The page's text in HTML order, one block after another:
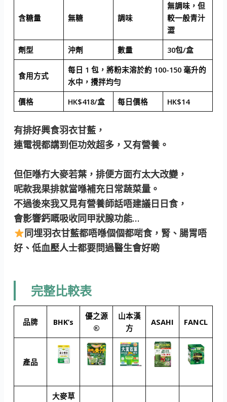
含糖量 無糖 調味
無調味，但
較一般青汁
澀
劑型
沖劑 數量 30包/盒
食用方式
每日 1 包，將粉末溶於約 100-150 毫升的
水中，攪拌均勻
價格
HK$418/盒 每日價格 HK$14
有排好興食羽衣甘藍，
連電視都講到佢功效超多，又有營養。
但佢喺冇大麥若葉，排便方面冇太大改變，
呢款我果排就當喺補充日常蔬菜量。
不過後來我又見有營養師話唔建議日日食，
會影響鈣嘅吸收同甲狀腺功能…
同埋羽衣甘藍都唔喺個個都啱食，腎、腸胃唔
好、低血壓人士都要問過醫生會好啲
完整比較表
品牌 BHK’s
優之源
®
山本漢
方
ASAHI FANCL
產品
大麥草